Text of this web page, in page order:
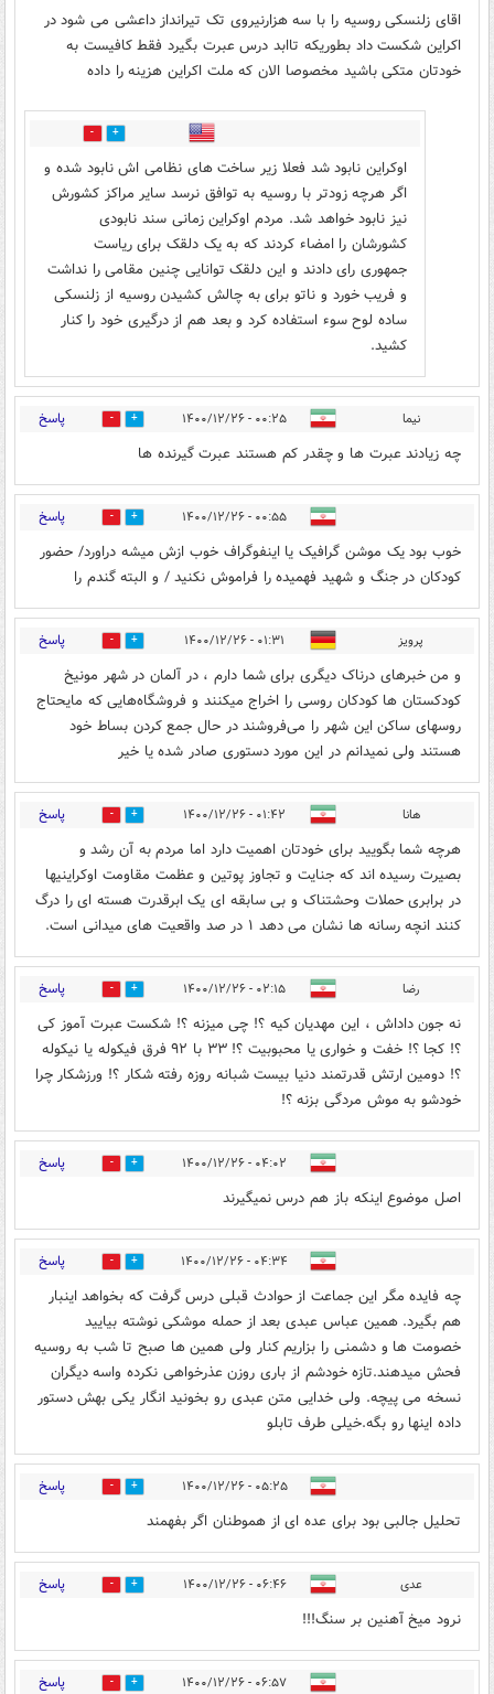
اقای زلنسکی روسیه را با سه هزارنیروی تک تیرانداز داعشی می شود در
اکراین شکست داد بطوریکه تاابد درس عبرت بگیرد فقط کافیست به
خودتان متکی باشید مخصوصا الان که ملت اکراین هزینه را داده
19
اوکراین نابود شد فعلا زیر ساخت های نظامی اش نابود شده و
اگر هرچه زودتر با روسیه به توافق نرسد سایر مراکز کشورش
نیز نابود خواهد شد. مردم اوکراین زمانی سند نابودی
کشورشان را امضاء کردند که به یک دلقک برای ریاست
جمهوری رای دادند و این دلقک توانایی چنین مقامی را نداشت
و فریب خورد و ناتو برای به چالش کشیدن روسیه از زلنسکی
ساده لوح سوء استفاده کرد و بعد هم از درگیری خود را کنار
کشید.
نیما ۰۰:۲۵ - ۱۴۰۰/۱۲/۲۶ 10 پاسخ
چه زیادند عبرت ها و چقدر کم هستند عبرت گیرنده ها
۰۰:۵۵ - ۱۴۰۰/۱۲/۲۶ 3 پاسخ
خوب بود یک موشن گرافیک یا اینفوگراف خوب ازش میشه دراورد/ حضور
کودکان در جنگ و شهید فهمیده را فراموش نکنید / و البته گندم را
پرویز ۰۱:۳۱ - ۱۴۰۰/۱۲/۲۶ 5 پاسخ
و من خبرهای درناک دیگری برای شما دارم ، در آلمان در شهر مونیخ
کودکستان ها کودکان روسی را اخراج میکنند و فروشگاه‌هایی که مایحتاج
روسهای ساکن این شهر را می‌فروشند در حال جمع کردن بساط خود
هستند ولی نمیدانم در این مورد دستوری صادر شده یا خیر
هانا ۰۱:۴۲ - ۱۴۰۰/۱۲/۲۶ 1 پاسخ
هرچه شما بگویید برای خودتان اهمیت دارد اما مردم به آن رشد و
بصیرت رسیده اند که جنایت و تجاوز پوتین و عظمت مقاومت اوکراینیها
در برابری حملات وحشتناک و بی سابقه ای یک ابرقدرت هسته ای را درگ
کنند انچه رسانه ها نشان می دهد ۱ در صد واقعیت های میدانی است.
رضا ۰۲:۱۵ - ۱۴۰۰/۱۲/۲۶ 2 پاسخ
نه جون داداش ، اين مهديان كيه ؟! چى ميزنه ؟! شكست عبرت آموز كى
؟! كجا ؟! خفت و خوارى يا محبوبيت ؟! ٣٣ با ٩٢ فرق فيكوله يا نيكوله
؟! دومين ارتش قدرتمند دنيا بيست شبانه روزه رفته شكار ؟! ورزشكار چرا
خودشو به موش مردگى بزنه ؟!
۰۴:۰۲ - ۱۴۰۰/۱۲/۲۶ 4 پاسخ
اصل موضوع اینکه باز هم درس نمیگیرند
۰۴:۳۴ - ۱۴۰۰/۱۲/۲۶ 6 پاسخ
چه فایده مگر این جماعت از حوادث قبلی درس گرفت که بخواهد اینبار
هم بگیرد. همین عباس عبدی بعد از حمله موشکی نوشته بیایید
خصومت ها و دشمنی را بزاریم کنار ولی همین ها صبح تا شب به روسیه
فحش میدهند.تازه خودشم از باری روزن عذرخواهی نکرده واسه دیگران
نسخه می پیچه. ولی خدایی متن عبدی رو بخونید انگار یکی بهش دستور
داده اینها رو بگه.خیلی طرف تابلو
۰۵:۲۵ - ۱۴۰۰/۱۲/۲۶ 5 پاسخ
تحلیل جالبی بود برای عده ای از هموطنان اگر بفهمند
عدی ۰۶:۴۶ - ۱۴۰۰/۱۲/۲۶ 6 پاسخ
نرود میخ آهنین بر سنگ!!!
۰۶:۵۷ - ۱۴۰۰/۱۲/۲۶ 5 پاسخ